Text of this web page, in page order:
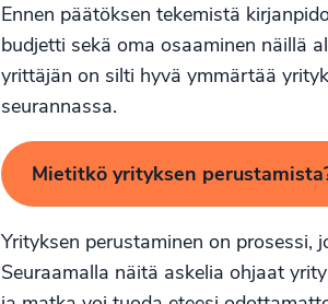
Ennen päätöksen tekemistä
budjetti sekä oma osaaminen näillä
yrittäjän on silti hyvä ymmärtää
seurannassa.
Mietitkö yrityksen
Yrityksen perustaminen on
Seuraamalla näitä askelia ohjaat